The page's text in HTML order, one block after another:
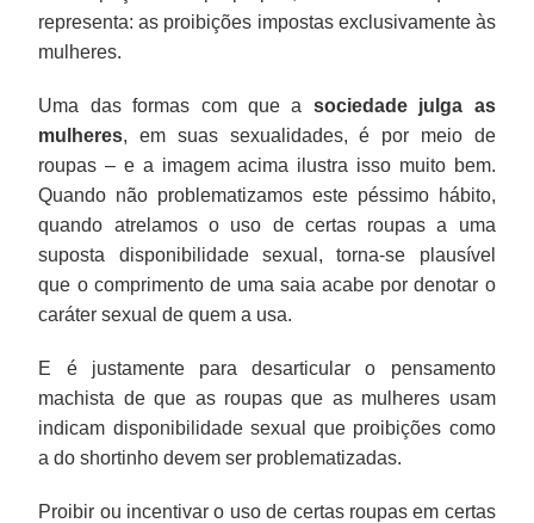
representa: as proibições impostas exclusivamente às
mulheres.
Uma das formas com que a sociedade julga as
mulheres, em suas sexualidades, é por meio de
roupas – e a imagem acima ilustra isso muito bem.
Quando não problematizamos este péssimo hábito,
quando atrelamos o uso de certas roupas a uma
suposta disponibilidade sexual, torna-se plausível
que o comprimento de uma saia acabe por denotar o
caráter sexual de quem a usa.
E é justamente para desarticular o pensamento
machista de que as roupas que as mulheres usam
indicam disponibilidade sexual que proibições como
a do shortinho devem ser problematizadas.
Proibir ou incentivar o uso de certas roupas em certas